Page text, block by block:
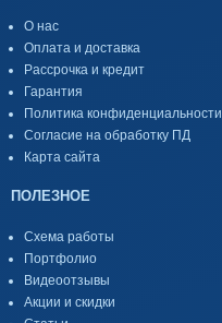
О нас
Оплата и доставка
Рассрочка и кредит
Гарантия
Политика конфиденциальности
Согласие на обработку ПД
Карта сайта
ПОЛЕЗНОЕ
Схема работы
Портфолио
Видеоотзывы
Акции и скидки